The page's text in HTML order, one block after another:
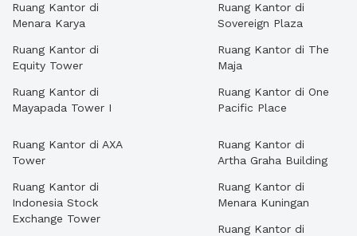
Ruang Kantor di
Menara Karya
Ruang Kantor di
Equity Tower
Ruang Kantor di
Mayapada Tower I
Ruang Kantor di
Sovereign Plaza
Ruang Kantor di The
Maja
Ruang Kantor di One
Pacific Place
Ruang Kantor di AXA
Tower
Ruang Kantor di
Indonesia Stock
Exchange Tower
Ruang Kantor di
Artha Graha Building
Ruang Kantor di
Menara Kuningan
Ruang Kantor di